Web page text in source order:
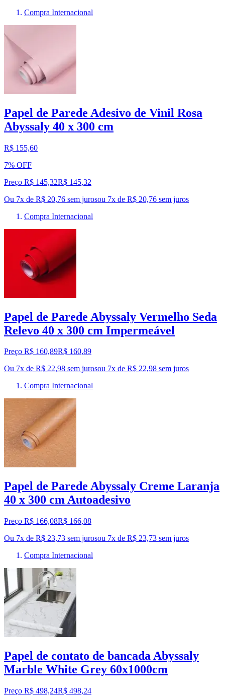
Compra Internacional
Papel de Parede Adesivo de Vinil Rosa
Abyssaly 40 x 300 cm
R$ 155,60
7% OFF
Preço R$ 145,32R$ 145,32
Ou 7x de R$ 20,76 sem jurosou 7x de R$ 20,76 sem juros
Compra Internacional
Papel de Parede Abyssaly Vermelho Seda
Relevo 40 x 300 cm Impermeável
Preço R$ 160,89R$ 160,89
Ou 7x de R$ 22,98 sem jurosou 7x de R$ 22,98 sem juros
Compra Internacional
Papel de Parede Abyssaly Creme Laranja
40 x 300 cm Autoadesivo
Preço R$ 166,08R$ 166,08
Ou 7x de R$ 23,73 sem jurosou 7x de R$ 23,73 sem juros
Compra Internacional
Papel de contato de bancada Abyssaly
Marble White Grey 60x1000cm
Preço R$ 498,24R$ 498,24